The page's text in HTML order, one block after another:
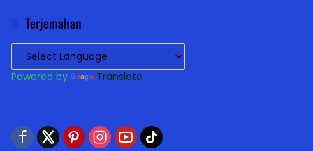
Terjemahan
Powered by Translate